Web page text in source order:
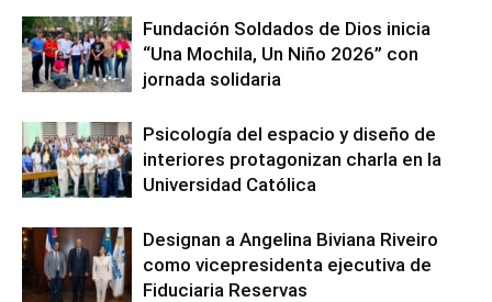
Fundación Soldados de Dios inicia
“Una Mochila, Un Niño 2026” con
jornada solidaria
Psicología del espacio y diseño de
interiores protagonizan charla en la
Universidad Católica
Designan a Angelina Biviana Riveiro
como vicepresidenta ejecutiva de
Fiduciaria Reservas